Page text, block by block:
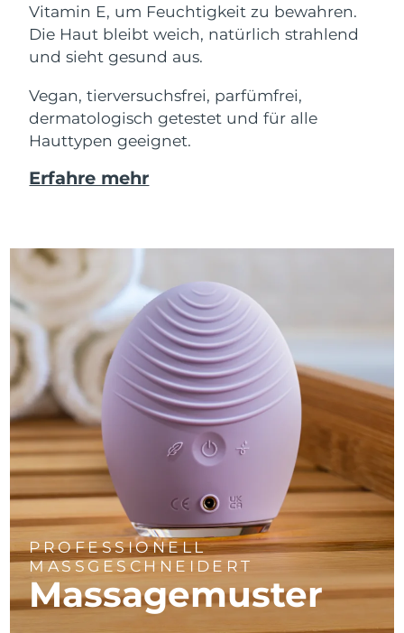
Vitamin E, um Feuchtigkeit zu bewahren.
Die Haut bleibt weich, natürlich strahlend
und sieht gesund aus.
Vegan, tierversuchsfrei, parfümfrei,
dermatologisch getestet und für alle
Hauttypen geeignet.
Erfahre mehr
PROFESSIONELL
MASSGESCHNEIDERT
Massagemuster